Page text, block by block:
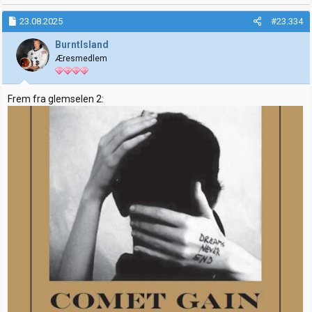
a
k
j
o
n
r
:
23.08.2025 #23.334
BurntIsland
Æresmedlem
Frem fra glemselen 2: